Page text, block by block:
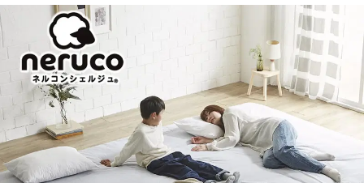
▼ファミリーサイズ四つ折り桐すのこマット 敷布団セット
幅200cm 幅220cm 幅260cm
幅280cm 幅300cm
▼ファミリーサイズロール桐すのこマット ベッド単品
幅200cm 幅240cm 幅280cm 幅300cm
幅320cm
▼ファミリーサイズロール桐すのこマット 敷布団セット